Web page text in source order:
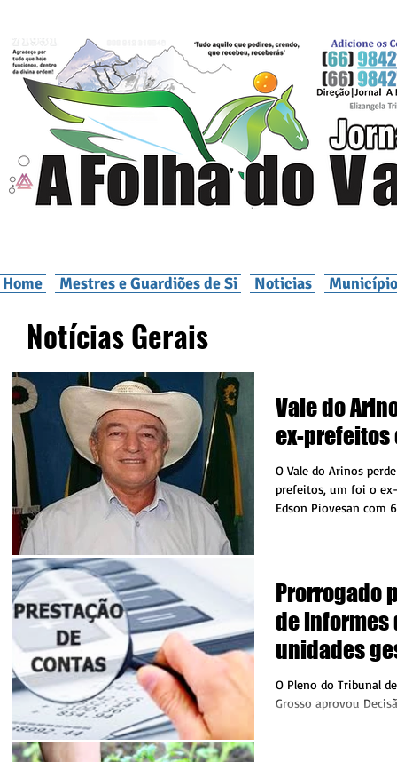
Home Mestres e Guardiões de Si Noticias
Notícias Gerais
Vale do
ex-prefeitos
O Vale do Arinos
prefeitos, um foi o
Edson Piovesan com
Prorrogado
de informes
unidades
municipais
O Pleno do Tribunal
Grosso aprovou